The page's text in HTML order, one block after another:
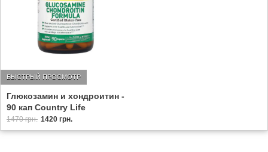
Глюкозамин и хондроитин -
90 кап Country Life
БЫСТРЫЙ ПРОСМОТР
1470 грн. 1420 грн.